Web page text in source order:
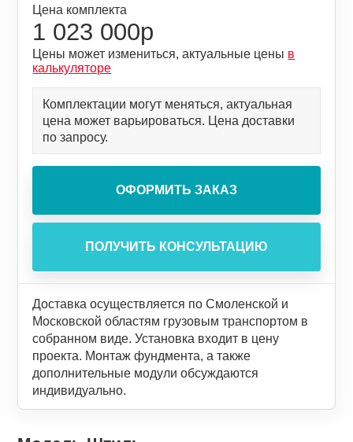
Цена комплекта
1 023 000р
Цены может измениться, актуальные цены в
калькуляторе
Комплектации могут меняться, актуальная
цена может варьироваться. Цена доставки
по запросу.
Доставка осуществляется по Смоленской и
Московской областям грузовым транспортом в
собранном виде. Установка входит в цену
проекта. Монтаж фундмента, а также
дополнительные модули обсуждаются
индивидуально.